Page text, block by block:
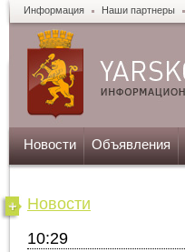
Информация Наши партнеры
Новости Объявления
Новости
10:29